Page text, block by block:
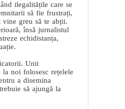
ilegalitățile care se
să fie frustrați,
vine greu să te abții.
însă jurnalistul
echidistanța,
Unii
noi folosesc rețelele
a disemina
să ajungă la